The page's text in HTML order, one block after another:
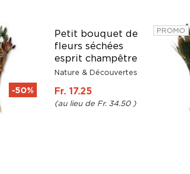
Petit bouquet de
fleurs séchées
esprit champêtre
Nature & Découvertes
Fr. 17.25
Fr. 34.50
-50%
PROMO